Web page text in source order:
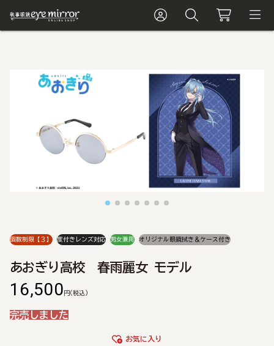
個数制限【３】 度付きレンズ対応 男女兼用 オリジナル眼鏡拭き＆ケース付き
あおぎり高校 春雨麗女 モデル
16,500 円 (税込)
完売しました
お気に入り